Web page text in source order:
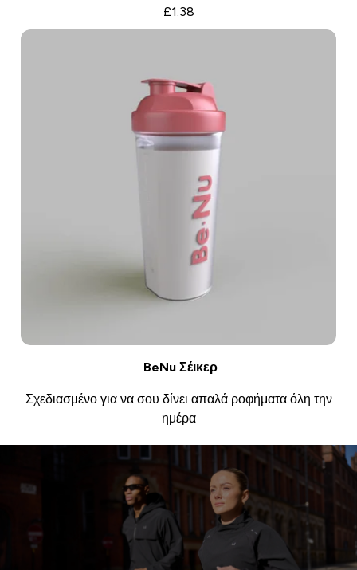
£1.38
BeNu Σέικερ
Σχεδιασμένο για να σου δίνει απαλά ροφήματα όλη την
ημέρα